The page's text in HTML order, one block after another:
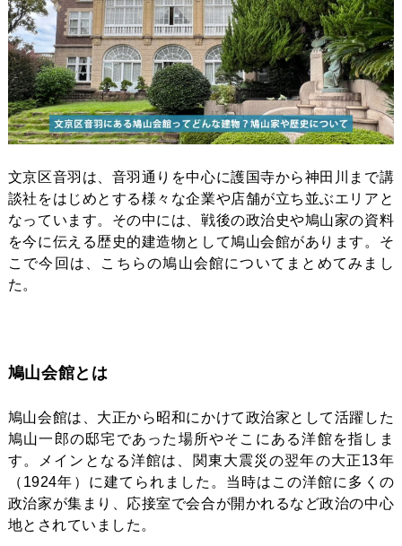
文京区音羽は、音羽通りを中心に護国寺から神田川まで講
談社をはじめとする様々な企業や店舗が立ち並ぶエリアと
なっています。その中には、戦後の政治史や鳩山家の資料
を今に伝える歴史的建造物として鳩山会館があります。そ
こで今回は、こちらの鳩山会館についてまとめてみまし
た。
鳩山会館とは
鳩山会館は、大正から昭和にかけて政治家として活躍した
鳩山一郎の邸宅であった場所やそこにある洋館を指しま
す。メインとなる洋館は、関東大震災の翌年の大正13年
（1924年）に建てられました。当時はこの洋館に多くの
政治家が集まり、応接室で会合が開かれるなど政治の中心
地とされていました。